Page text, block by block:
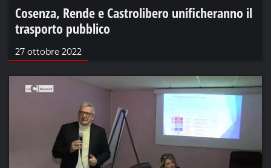
Cosenza, Rende e Castrolibero unificheranno il
trasporto pubblico
27 ottobre 2022